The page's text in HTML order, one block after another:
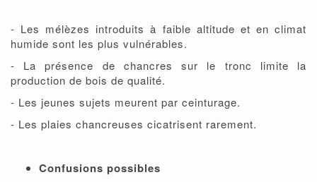
- Les mélèzes introduits à faible altitude et en climat
humide sont les plus vulnérables.
- La présence de chancres sur le tronc limite la
production de bois de qualité.
- Les jeunes sujets meurent par ceinturage.
- Les plaies chancreuses cicatrisent rarement.
Confusions possibles